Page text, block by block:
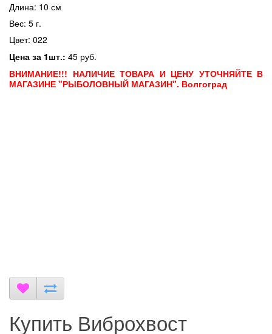
Длина: 10 см
Вес: 5 г.
Цвет: 022
Цена за 1шт.: 45 руб.
ВНИМАНИЕ!!! НАЛИЧИЕ ТОВАРА И ЦЕНУ УТОЧНЯЙТЕ В
МАГАЗИНЕ "РЫБОЛОВНЫЙ МАГАЗИН". Волгоград
Купить Виброхвост